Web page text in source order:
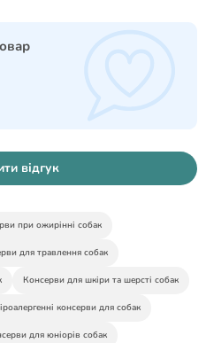
відгук
при ожирінні собак
для травлення собак
Консерви для шкіри та шерсті собак
консерви для собак
для юніорів собак